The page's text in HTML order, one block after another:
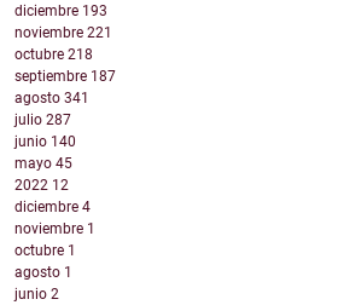
diciembre 193
noviembre 221
octubre 218
septiembre 187
agosto 341
julio 287
junio 140
mayo 45
2022 12
diciembre 4
noviembre 1
octubre 1
agosto 1
junio 2